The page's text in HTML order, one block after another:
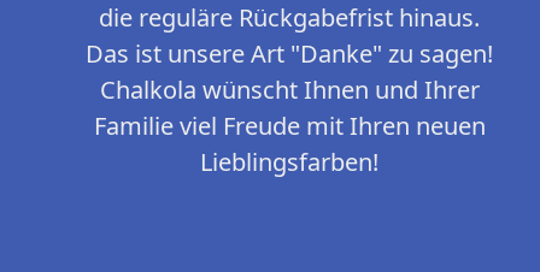
die reguläre Rückgabefrist hinaus.
Das ist unsere Art "Danke" zu sagen!
Chalkola wünscht Ihnen und Ihrer
Familie viel Freude mit Ihren neuen
Lieblingsfarben!